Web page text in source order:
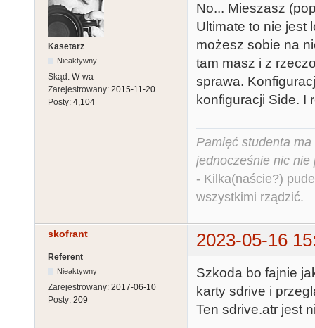
Kasetarz
Nieaktywny
Skąd: W-wa
Zarejestrowany: 2015-11-20
Posty: 4,104
No... Mieszasz
Ultimate to nie jest
możesz sobie na
tam masz i z
sprawa.
konfiguracji Side. I
Pamięć studenta
jednocześnie nic nie
- Kilka(naście?)
wszystkimi rządzić.
skofrant 2023-05-16
Referent
Nieaktywny
Zarejestrowany: 2017-06-10
Posty: 209
Szkoda bo fajnie
karty sdrive i
Ten sdrive.atr jest